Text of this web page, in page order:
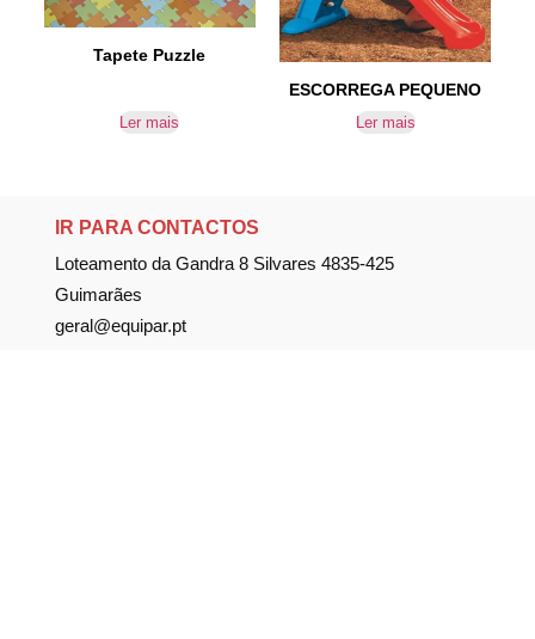
Tapete Puzzle
Ler mais
ESCORREGA PEQUENO
Ler mais
IR PARA CONTACTOS
Loteamento da Gandra 8 Silvares 4835-425
Guimarães
geral@equipar.pt